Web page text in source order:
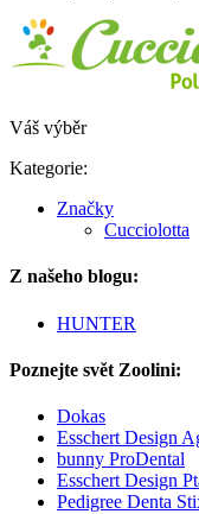
Váš výběr
Kategorie:
Značky
Cucciolotta
Z našeho blogu:
HUNTER
Poznejte svět Zoolini:
Dokas
Esschert Design
bunny ProDental
Esschert Design
Pedigree Denta